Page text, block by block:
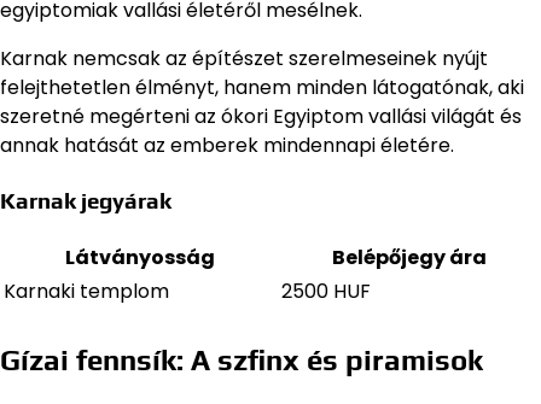
egyiptomiak vallási életéről mesélnek.
Karnak nemcsak az építészet szerelmeseinek nyújt
felejthetetlen élményt, hanem minden látogatónak, aki
szeretné megérteni az ókori Egyiptom vallási világát és
annak hatását az emberek mindennapi életére.
Karnak jegyárak
Látványosság
Belépőjegy ára
Karnaki templom
2500 HUF
Gízai fennsík: A szfinx és piramisok